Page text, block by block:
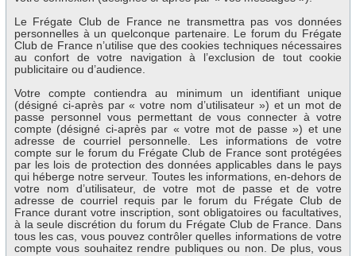
Le Frégate Club de France ne transmettra pas vos données
personnelles à un quelconque partenaire. Le forum du Frégate
Club de France n’utilise que des cookies techniques nécessaires
au confort de votre navigation à l’exclusion de tout cookie
publicitaire ou d’audience.
Votre compte contiendra au minimum un identifiant unique
(désigné ci-après par « votre nom d’utilisateur ») et un mot de
passe personnel vous permettant de vous connecter à votre
compte (désigné ci-après par « votre mot de passe ») et une
adresse de courriel personnelle. Les informations de votre
compte sur le forum du Frégate Club de France sont protégées
par les lois de protection des données applicables dans le pays
qui héberge notre serveur. Toutes les informations, en-dehors de
votre nom d’utilisateur, de votre mot de passe et de votre
adresse de courriel requis par le forum du Frégate Club de
France durant votre inscription, sont obligatoires ou facultatives,
à la seule discrétion du forum du Frégate Club de France. Dans
tous les cas, vous pouvez contrôler quelles informations de votre
compte vous souhaitez rendre publiques ou non. De plus, vous